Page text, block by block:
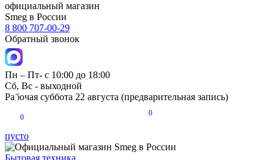
официальный магазин
Smeg в России
8 800 707-00-29
Обратный звонок
Пн – Пт- с 10:00 до 18:00
Сб, Вс - выходной
Рабочая суббота 22 августа (предварительная запись)
0
0
пусто
Бытовая техника